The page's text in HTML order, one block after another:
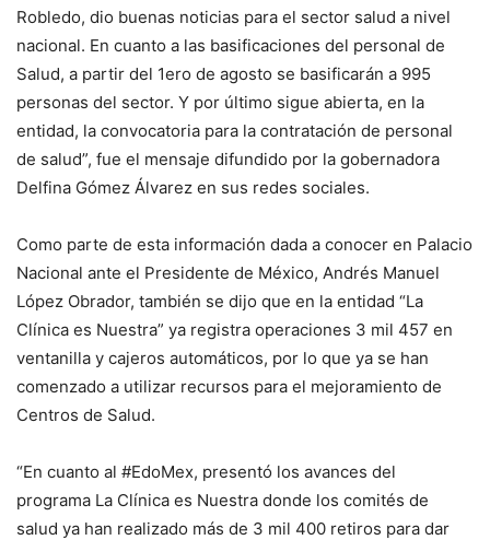
Robledo, dio buenas noticias para el sector salud a nivel
nacional. En cuanto a las basificaciones del personal de
Salud, a partir del 1ero de agosto se basificarán a 995
personas del sector. Y por último sigue abierta, en la
entidad, la convocatoria para la contratación de personal
de salud”, fue el mensaje difundido por la gobernadora
Delfina Gómez Álvarez en sus redes sociales.
Como parte de esta información dada a conocer en Palacio
Nacional ante el Presidente de México, Andrés Manuel
López Obrador, también se dijo que en la entidad “La
Clínica es Nuestra” ya registra operaciones 3 mil 457 en
ventanilla y cajeros automáticos, por lo que ya se han
comenzado a utilizar recursos para el mejoramiento de
Centros de Salud.
“En cuanto al #EdoMex, presentó los avances del
programa La Clínica es Nuestra donde los comités de
salud ya han realizado más de 3 mil 400 retiros para dar